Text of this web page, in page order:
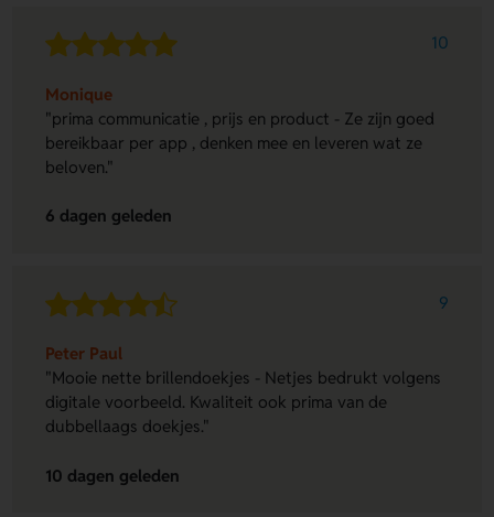
10
Monique
"prima communicatie , prijs en product - Ze zijn goed
bereikbaar per app , denken mee en leveren wat ze
beloven."
6 dagen geleden
9
Peter Paul
"Mooie nette brillendoekjes - Netjes bedrukt volgens
digitale voorbeeld. Kwaliteit ook prima van de
dubbellaags doekjes."
10 dagen geleden